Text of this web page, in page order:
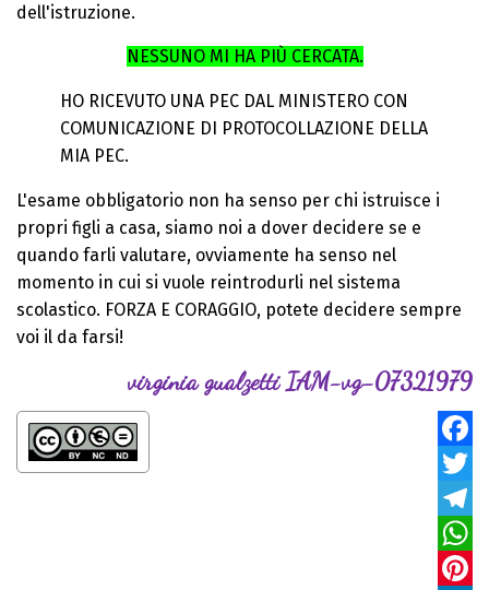
dell'istruzione.
NESSUNO MI HA PIÙ CERCATA.
HO RICEVUTO UNA PEC DAL MINISTERO CON
COMUNICAZIONE DI PROTOCOLLAZIONE DELLA
MIA PEC.
L'esame obbligatorio non ha senso per chi istruisce i
propri figli a casa, siamo noi a dover decidere se e
quando farli valutare, ovviamente ha senso nel
momento in cui si vuole reintrodurli nel sistema
scolastico. FORZA E CORAGGIO, potete decidere sempre
voi il da farsi!
virginia gualzetti IAM-vg-07321979